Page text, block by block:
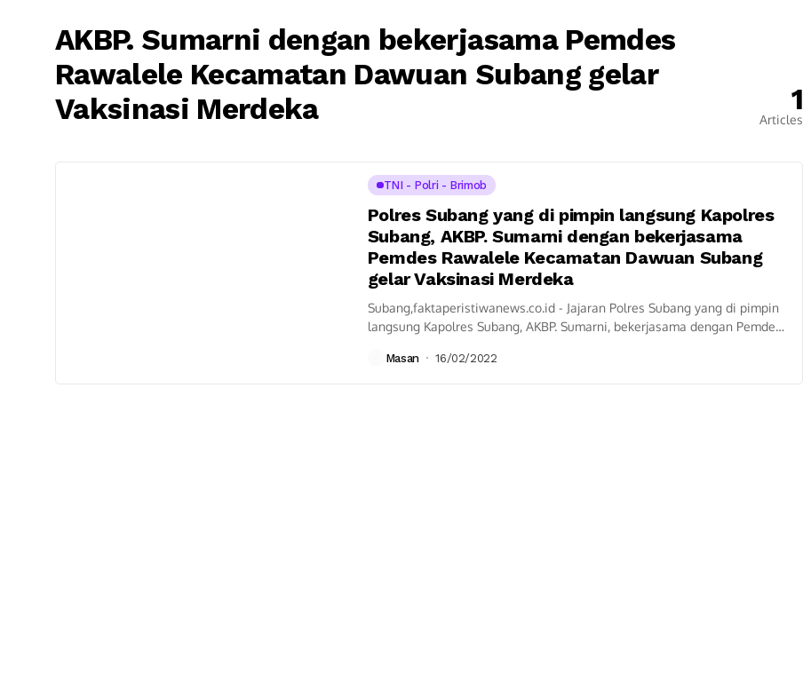
AKBP. Sumarni dengan bekerjasama Pemdes
Rawalele Kecamatan Dawuan Subang gelar
Vaksinasi Merdeka
1
Articles
TNI - Polri - Brimob
Polres Subang yang di pimpin langsung Kapolres
Subang, AKBP. Sumarni dengan bekerjasama
Pemdes Rawalele Kecamatan Dawuan Subang
gelar Vaksinasi Merdeka
Subang,faktaperistiwanews.co.id - Jajaran Polres Subang yang di pimpin
langsung Kapolres Subang, AKBP. Sumarni, bekerjasama dengan Pemdes
Masan 16/02/2022